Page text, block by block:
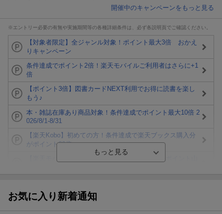
開催中のキャンペーンをもっと見る
※エントリー必要の有無や実施期間等の各種詳細条件は、必ず各説明頁でご確認ください。
【対象者限定】全ジャンル対象！ポイント最大3倍 おかえ
りキャンペーン
条件達成でポイント2倍！楽天モバイルご利用者はさらに+1
倍
【ポイント3倍】図書カードNEXT利用でお得に読書を楽し
もう♪
本・雑誌在庫あり商品対象！条件達成でポイント最大10倍 2
026/8/1-8/31
【楽天Kobo】初めての方！条件達成で楽天ブックス購入分
がポイント20倍
ト山分け
お気に入り新着通知